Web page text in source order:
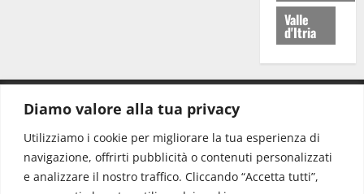
Diamo valore alla tua privacy
Utilizziamo i cookie per migliorare la tua esperienza di
navigazione, offrirti pubblicità o contenuti personalizzati
e analizzare il nostro traffico. Cliccando “Accetta tutti”,
Valle
d'Itria
Redazione: redazione@www.martinasera.it
Direttore:direttore@www.martinasera.it